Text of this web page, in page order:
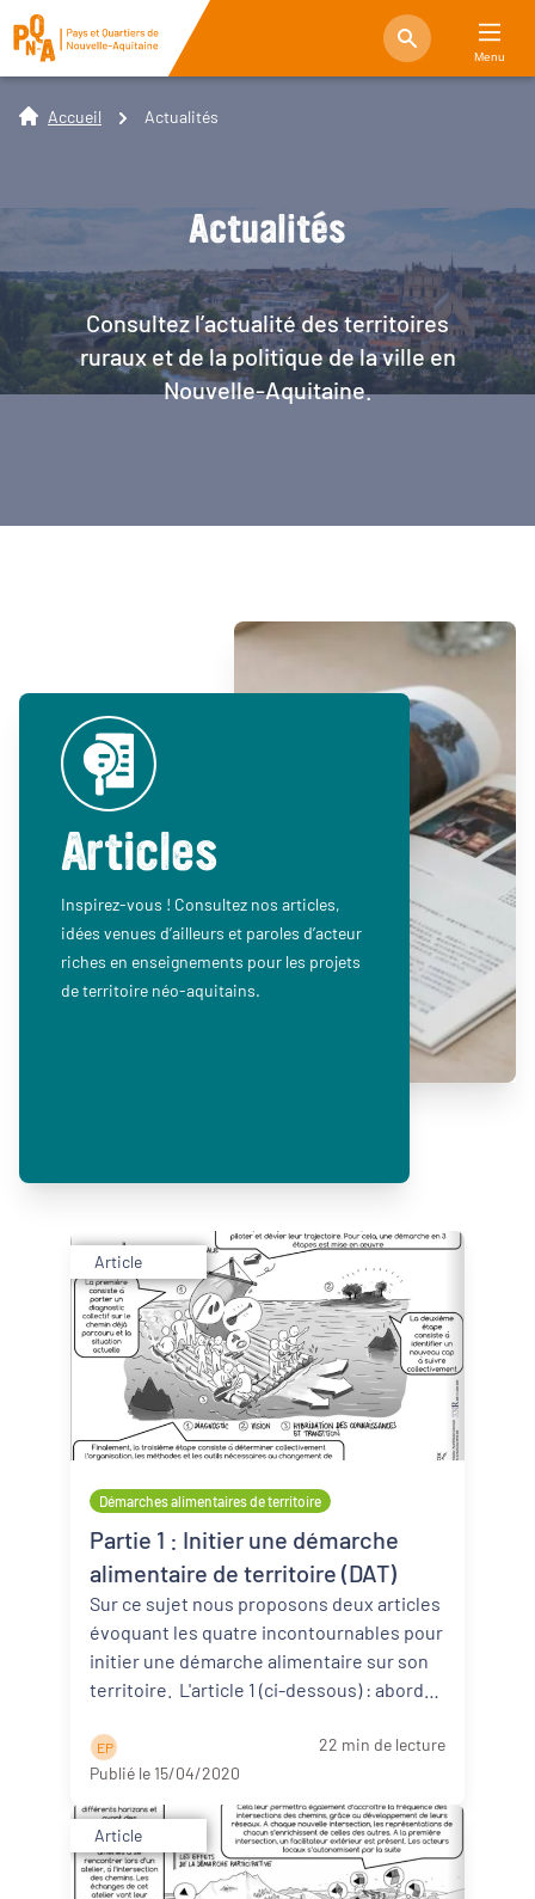
Menu
Accueil Actualités
Actualités
Consultez l’actualité des territoires
ruraux et de la politique de la ville en
Nouvelle-Aquitaine.
Articles
Inspirez-vous ! Consultez nos articles,
idées venues d’ailleurs et paroles d’acteur
riches en enseignements pour les projets
de territoire néo-aquitains.
Article
Démarches alimentaires de territoire
Partie 1 : Initier une démarche
alimentaire de territoire (DAT)
Sur ce sujet nous proposons deux articles
évoquant les quatre incontournables pour
initier une démarche alimentaire sur son
territoire. L'article 1 (ci-dessous) : aborde
E P
22 min de lecture
Publié le 15/04/2020
Article